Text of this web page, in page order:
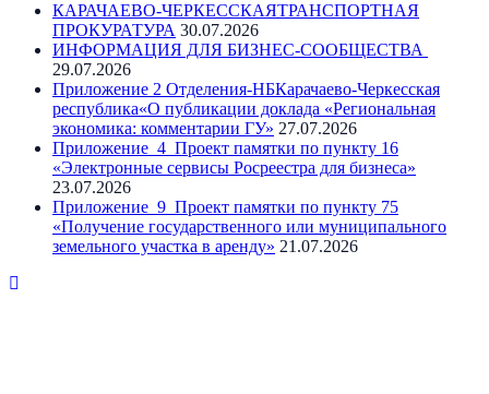
КАРАЧАЕВО-ЧЕРКЕССКАЯТРАНСПОРТНАЯ
ПРОКУРАТУРА 30.07.2026
ИНФОРМАЦИЯ ДЛЯ БИЗНЕС-СООБЩЕСТВА
29.07.2026
Приложение 2 Отделения-НБКарачаево-Черкесская
республика«О публикации доклада «Региональная
экономика: комментарии ГУ» 27.07.2026
Приложение_4_Проект памятки по пункту 16
«Электронные сервисы Росреестра для бизнеса»
23.07.2026
Приложение_9_Проект памятки по пункту 75
«Получение государственного или муниципального
земельного участка в аренду» 21.07.2026